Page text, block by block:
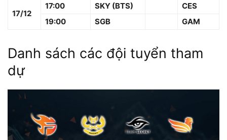
17/12
17:00 SKY (BTS)
CES
19:00
SGB GAM
Danh sách các đội tuyển tham
dự